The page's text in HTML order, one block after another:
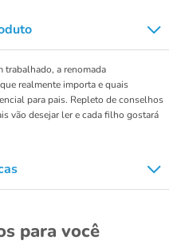
trabalhado, a renomada
realmente importa e quais
para pais. Repleto de conselhos
vão desejar ler e cada filho gostará
para você